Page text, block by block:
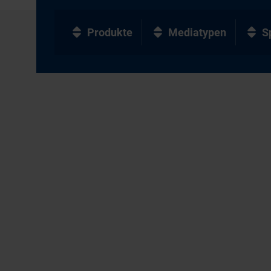
Produkte Mediatypen